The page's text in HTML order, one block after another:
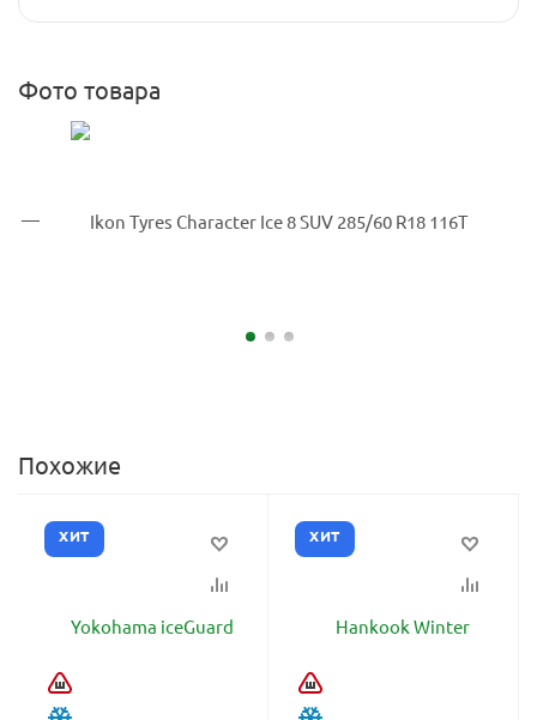
Фото товара
Похожие
ХИТ ХИТ